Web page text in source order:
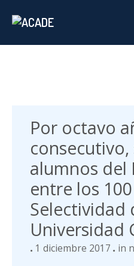
Por octavo
consecutivo,
alumnos del
entre los
Selectividad
Universidad
1 diciembre 2017 in